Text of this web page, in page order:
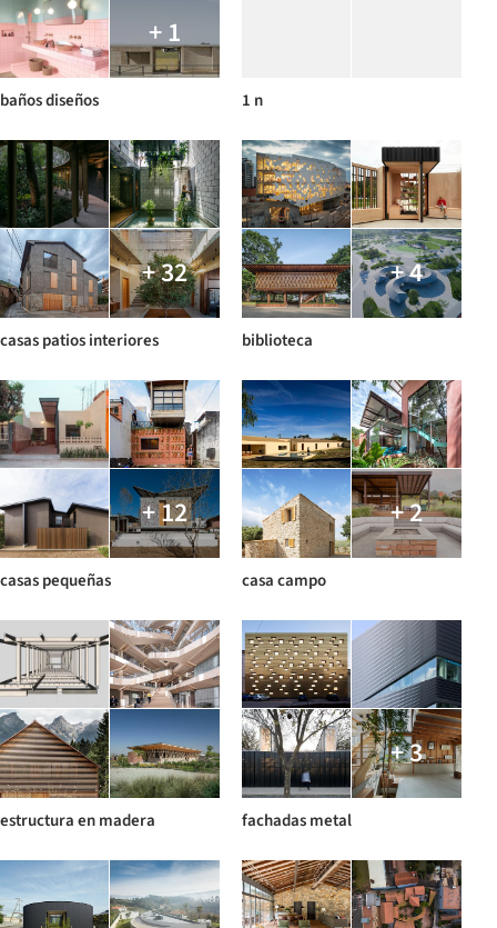
+ 1
baños diseños 1 n
+ 32
casas patios interiores
+ 4
biblioteca
+ 12
casas pequeñas
+ 2
casa campo
estructura en madera
+ 3
fachadas metal